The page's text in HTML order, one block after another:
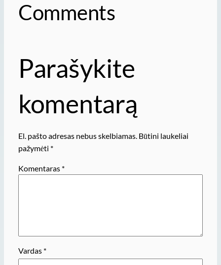
Comments
Parašykite
komentarą
El. pašto adresas nebus skelbiamas. Būtini laukeliai
pažymėti *
Komentaras *
Vardas *